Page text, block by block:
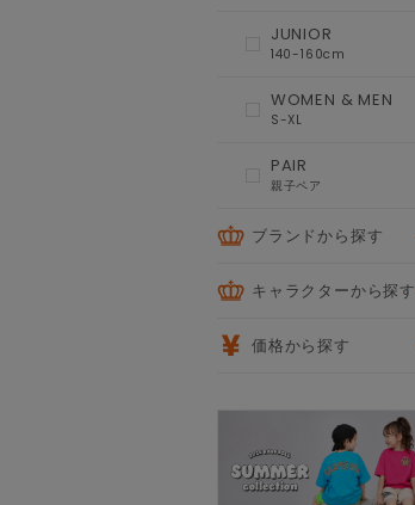
JUNIOR
140-160cm
WOMEN & MEN
S-XL
PAIR
親子ペア
ブランドから探す
キャラクターから探す
価格から探す